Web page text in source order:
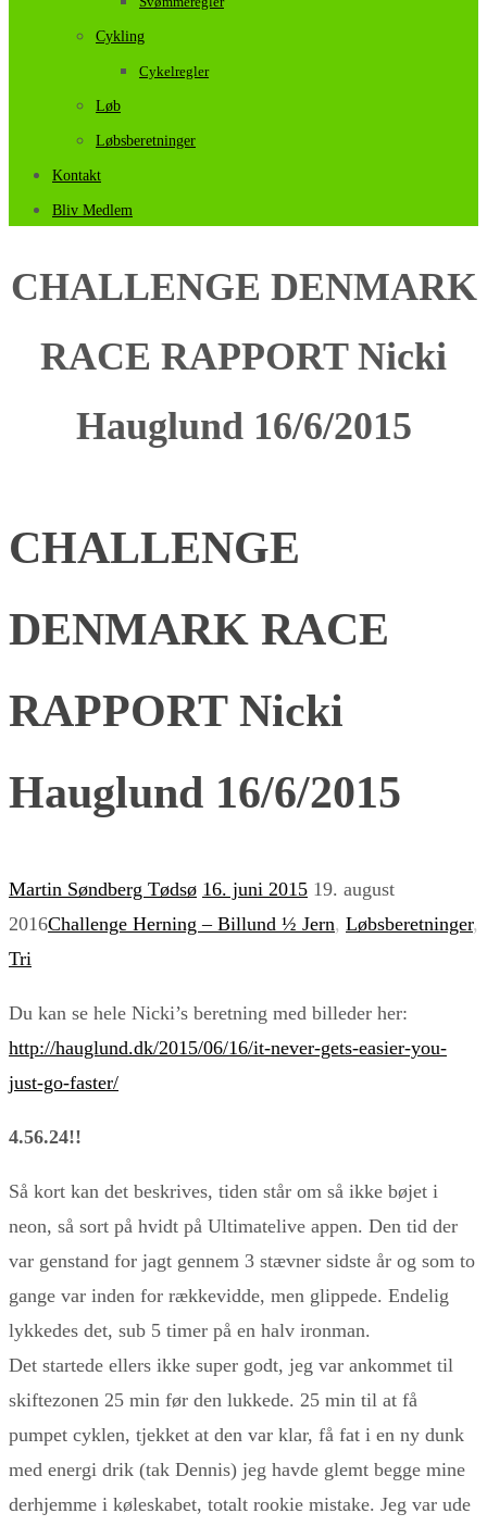
Cykling
Cykelregler
Løb
Løbsberetninger
Kontakt
Bliv Medlem
CHALLENGE DENMARK
RACE RAPPORT Nicki
Hauglund 16/6/2015
CHALLENGE
DENMARK RACE
RAPPORT Nicki
Hauglund 16/6/2015
Martin Søndberg Tødsø 16. juni 2015 19. august
2016Challenge Herning – Billund ½ Jern, Løbsberetninger,
Tri
Du kan se hele Nicki’s beretning med billeder her:
http://hauglund.dk/2015/06/16/it-never-gets-easier-you-
just-go-faster/
4.56.24!!
Så kort kan det beskrives, tiden står om så ikke bøjet i
neon, så sort på hvidt på Ultimatelive appen. Den tid der
var genstand for jagt gennem 3 stævner sidste år og som to
gange var inden for rækkevidde, men glippede. Endelig
lykkedes det, sub 5 timer på en halv ironman.
Det startede ellers ikke super godt, jeg var ankommet til
skiftezonen 25 min før den lukkede. 25 min til at få
pumpet cyklen, tjekket at den var klar, få fat i en ny dunk
med energi drik (tak Dennis) jeg havde glemt begge mine
derhjemme i køleskabet, totalt rookie mistake. Jeg var ude